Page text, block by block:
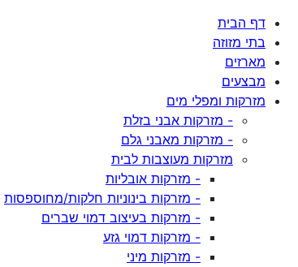
דף הבית
בתי מזוזה
מארזים
מבצעים
מזרקות ומפלי מים
- מזרקות אבני בזלת
- מזרקות מאבני גלם
מזרקות מעוצבות לבית
- מזרקות אובליות
- מזרקות בינוניות חלקות/מחוספסות
- מזרקות בעיצוב דמוי שברים
- מזרקות דמוי גזע
- מזרקות מיני